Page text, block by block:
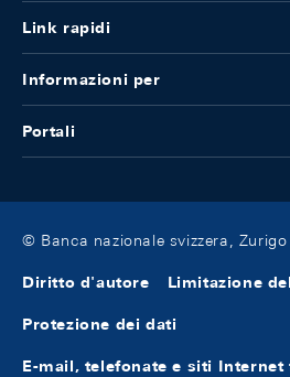
Link rapidi
Informazioni per
Portali
© Banca nazionale svizzera, Zurigo
Diritto d'autore Limitazione
Protezione dei dati
E-mail, telefonate e siti Internet